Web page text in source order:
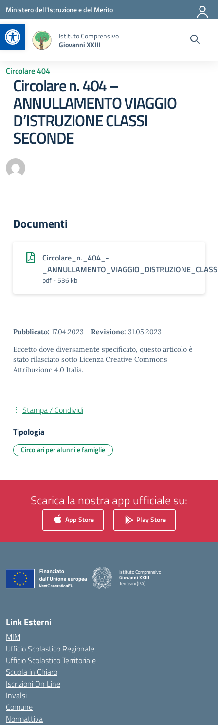
Apri la barra degli strumenti
Vai ai contenuti
Vai al menu di navigazione
Vai al footer
Ministero dell'Istruzione e del Merito
Istituto Comprensivo
Giovanni XXIII
Circolare 404
Circolare n. 404 –
ANNULLAMENTO VIAGGIO
D’ISTRUZIONE CLASSI
SECONDE
Documenti
Circolare_n._404_-
pdf - 536 kb
Pubblicato: 17.04.2023 - Revisione: 31.05.2023
Eccetto dove diversamente specificato, questo articolo è
stato rilasciato sotto Licenza Creative Commons
Attribuzione 4.0 Italia.
Stampa / Condividi
Tipologia
Circolari per alunni e famiglie
Scarica la nostra app ufficiale su:
App Store Play Store
Istituto Comprensivo
Giovanni XXIII
Terrasini (PA)
Link Esterni
MIM
Ufficio Scolastico Regionale
Ufficio Scolastico Territoriale
Scuola in Chiaro
Iscrizioni On Line
Invalsi
Comune
Normattiva